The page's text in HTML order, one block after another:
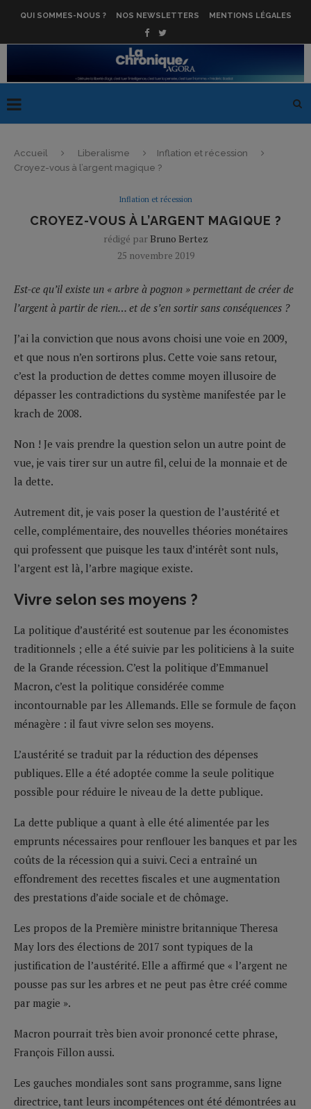
QUI SOMMES-NOUS ? NOS NEWSLETTERS MENTIONS LÉGALES
Accueil Liberalisme
Inflation et récession
Croyez-vous à l’argent magique ?
Inflation et récession
CROYEZ-VOUS À L’ARGENT MAGIQUE ?
rédigé par Bruno Bertez
25 novembre 2019
Est-ce qu’il existe un « arbre à pognon » permettant de créer de
l’argent à partir de rien… et de s’en sortir sans conséquences ?
J’ai la conviction que nous avons choisi une voie en 2009,
et que nous n’en sortirons plus. Cette voie sans retour,
c’est la production de dettes comme moyen illusoire de
dépasser les contradictions du système manifestée par le
krach de 2008.
Non ! Je vais prendre la question selon un autre point de
vue, je vais tirer sur un autre fil, celui de la monnaie et de
la dette.
Autrement dit, je vais poser la question de l’austérité et
celle, complémentaire, des nouvelles théories monétaires
qui professent que puisque les taux d’intérêt sont nuls,
l’argent est là, l’arbre magique existe.
Vivre selon ses moyens ?
La politique d’austérité est soutenue par les économistes
traditionnels ; elle a été suivie par les politiciens à la suite
de la Grande récession. C’est la politique d’Emmanuel
Macron, c’est la politique considérée comme
incontournable par les Allemands. Elle se formule de façon
ménagère : il faut vivre selon ses moyens.
L’austérité se traduit par la réduction des dépenses
publiques. Elle a été adoptée comme la seule politique
possible pour réduire le niveau de la dette publique.
La dette publique a quant à elle été alimentée par les
emprunts nécessaires pour renflouer les banques et par les
coûts de la récession qui a suivi. Ceci a entraîné un
effondrement des recettes fiscales et une augmentation
des prestations d’aide sociale et de chômage.
Les propos de la Première ministre britannique Theresa
May lors des élections de 2017 sont typiques de la
justification de l’austérité. Elle a affirmé que « l’argent ne
pousse pas sur les arbres et ne peut pas être créé comme
par magie ».
Macron pourrait très bien avoir prononcé cette phrase,
François Fillon aussi.
Les gauches mondiales sont sans programme, sans ligne
directrice, tant leurs incompétences ont été démontrées au